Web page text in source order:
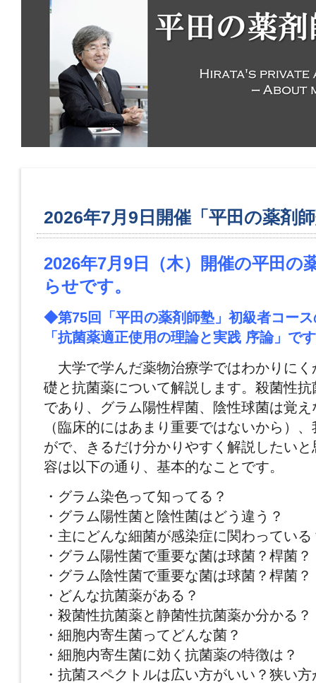
2026年7月9日開催「平田の薬剤
2026年7月9日（木）開催の平田の
らせです。
◆第75回「平田の薬剤師塾」初級者コース
「抗菌薬適正使用の理論と実践 序論」です
大学で学んだ薬物治療学ではわかりにく
礎と抗菌薬について解説します。殺菌性
であり、グラム陽性桿菌、陰性球菌は覚
（臨床的にはあまり重要ではないから）
がで、きるだけ分かりやすく解説したい
容は以下の通り、基本的なことです。
・グラム染色って知ってる？
・グラム陽性菌と陰性菌はどう違う？
・主にどんな細菌が感染症に関わっている
・グラム陽性菌で重要な菌は球菌？桿菌？
・グラム陰性菌で重要な菌は球菌？桿菌？
・どんな抗菌薬がある？
・殺菌性抗菌薬と静菌性抗菌薬か分かる？
・細胞内寄生菌ってどんな菌？
・細胞内寄生菌に効く抗菌薬の特徴は？
・抗菌スペクトルは広い方がいい？狭い